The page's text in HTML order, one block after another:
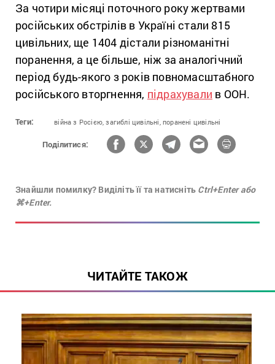
За чотири місяці поточного року жертвами
російських обстрілів в Україні стали 815
цивільних, ще 1404 дістали різноманітні
поранення, а це більше, ніж за аналогічний
період будь-якого з років повномасштабного
російського вторгнення, підрахували в ООН.
Теги: війна з Росією, загиблі цивільні, поранені цивільні
Поділитися:
Знайшли помилку? Виділіть її та натисніть Ctrl+Enter або
⌘+Enter.
ЧИТАЙТЕ ТАКОЖ